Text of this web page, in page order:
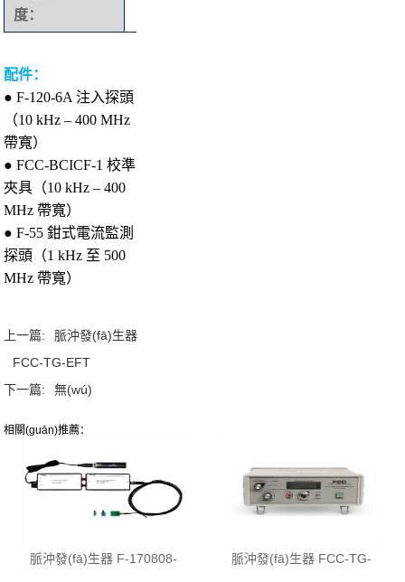
度：
配件：
● F-120-6A 注入探頭
（10 kHz – 400 MHz
帶寬）
● FCC-BCICF-1 校準
夾具（10 kHz – 400
MHz 帶寬）
● F-55 鉗式電流監測
探頭（1 kHz 至 500
MHz 帶寬）
上一篇:
脈沖發(fā)生器
FCC-TG-EFT
下一篇:
無(wú)
相關(guān)推薦：
脈沖發(fā)生器 F-170808-
脈沖發(fā)生器 FCC-TG-